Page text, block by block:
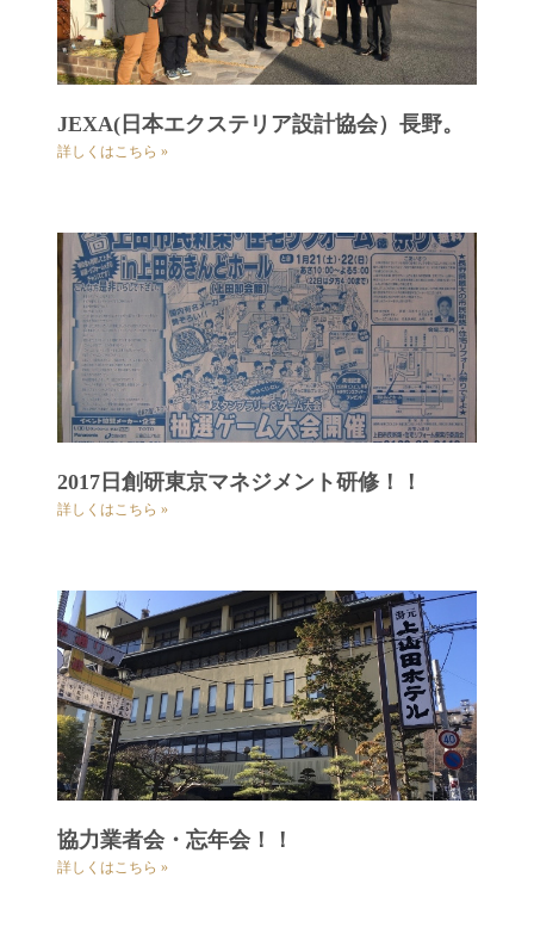
JEXA(日本エクステリア設計協会）長野。
詳しくはこちら »
2017日創研東京マネジメント研修！！
詳しくはこちら »
協力業者会・忘年会！！
詳しくはこちら »